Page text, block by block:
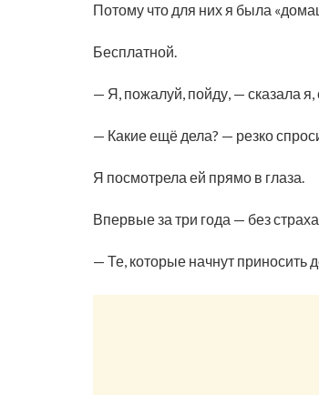
Потому что для них я была
Бесплатной.
— Я, пожалуй, пойду, — сказала
— Какие ещё дела? — резко
Я посмотрела ей прямо в глаза.
Впервые за три года — без
— Те, которые начнут приносить